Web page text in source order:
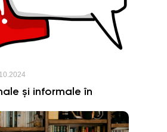
și informale în